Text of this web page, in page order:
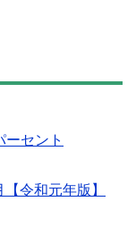
セント
令和元年版】